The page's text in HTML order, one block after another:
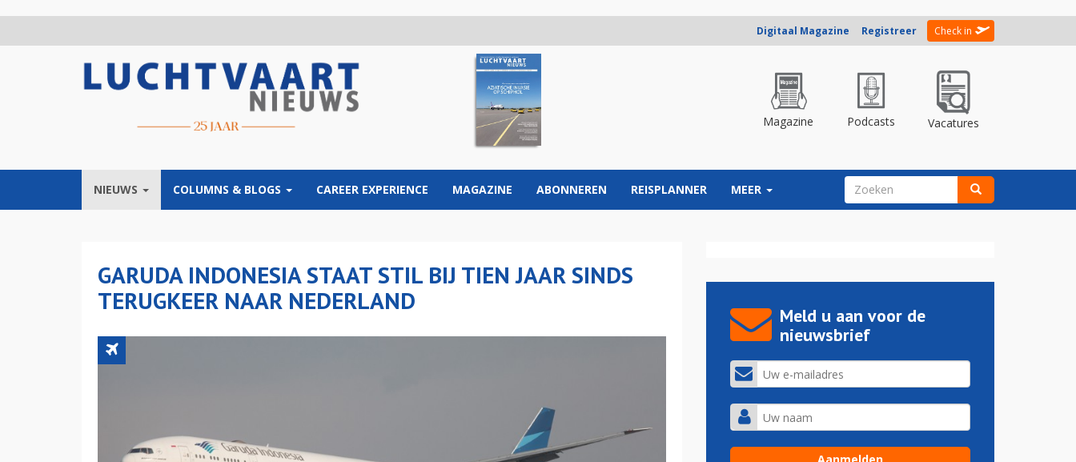
Digitaal Magazine Registreer Check in
Magazine Podcasts Vacatures
NIEUWS COLUMNS & BLOGS CAREER EXPERIENCE MAGAZINE ABONNEREN REISPLANNER MEER ZOEKVELD
GARUDA INDONESIA STAAT STIL BIJ TIEN JAAR SINDS
TERUGKEER NAAR NEDERLAND
Meld u aan voor de
nieuwsbrief